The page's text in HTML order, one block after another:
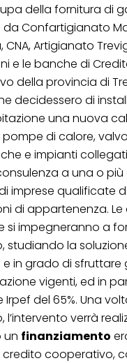
della fornitura di
da Confartigianato
CNA, Artigianato
e le banche di
della provincia di
decidessero di
una nuova
di calore,
e impianti
a una o più
imprese qualificate
di appartenenza. Le
impegneranno a
studiando la
in grado di sfruttare
vigenti, ed in
Irpef del 65%. Una
l’intervento verrà
un finanziamento
cooperativo,